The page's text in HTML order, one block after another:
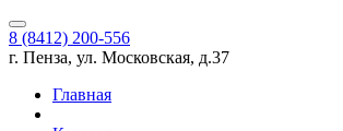
8 (8412) 200-556
г. Пенза, ул. Московская, д.37
Главная